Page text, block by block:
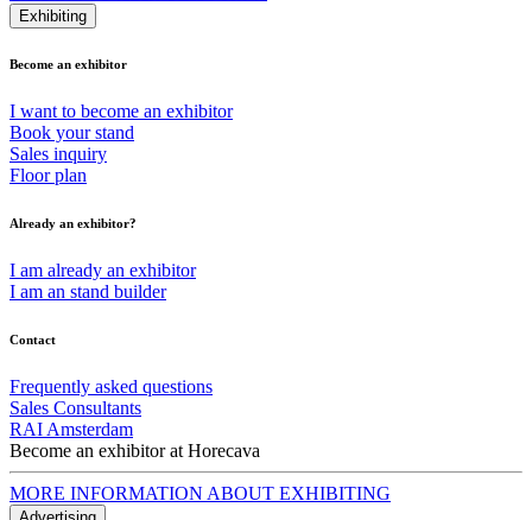
Exhibiting
Become an exhibitor
I want to become an exhibitor
Book your stand
Sales inquiry
Floor plan
Already an exhibitor?
I am already an exhibitor
I am an stand builder
Contact
Frequently asked questions
Sales Consultants
RAI Amsterdam
Become an exhibitor at Horecava
MORE INFORMATION ABOUT EXHIBITING